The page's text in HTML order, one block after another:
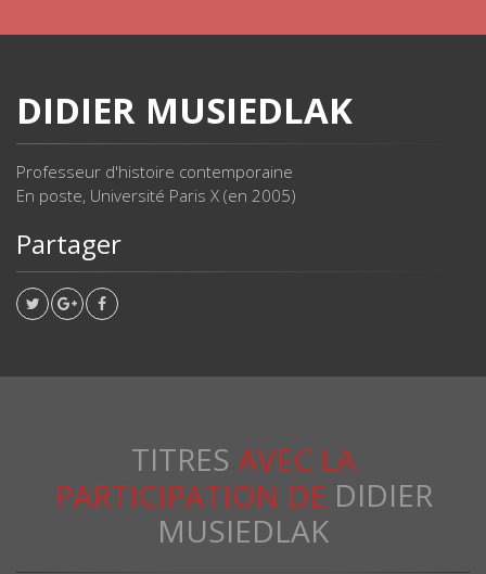
DIDIER MUSIEDLAK
Professeur d'histoire contemporaine
En poste, Université Paris X (en 2005)
Partager
TITRES AVEC LA
PARTICIPATION DE DIDIER
MUSIEDLAK